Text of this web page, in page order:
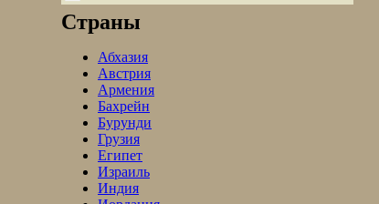
Страны
Абхазия
Австрия
Армения
Бахрейн
Бурунди
Грузия
Египет
Израиль
Индия